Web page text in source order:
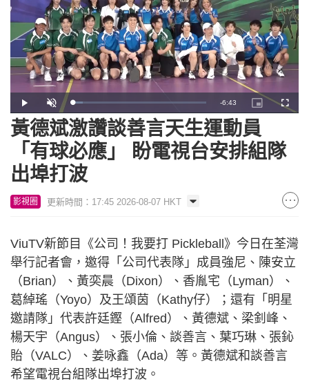
Play UnmuteLoaded:
7.82%
Remaining
Time
-6:43
Picture-
in-
Picture
黃德斌激讚談善言天生運動員
「有球必應」 盼電視台安排組隊
出埠打波
影視圈 更新時間：17:45 2026-08-07 HKT
ViuTV新節目《公司！我要打 Pickleball》今日在荃灣
舉行記者會，邀得「公司代表隊」成員強尼、陳安立
（Brian）、黃奕晨（Dixon）、香胤宅（Lyman）、
葛綽瑤（Yoyo）及王頌茵（Kathy仔）；還有「明星
邀請隊」代表許廷鏗（Alfred）、黃德斌、梁釗峰、
楊天宇（Angus）、張小倫、談善言、葉巧琳、張鈊
貽（VALC）、姜咏鑫（Ada）等。黃德斌和談善言
希望電視台組隊出埠打波。